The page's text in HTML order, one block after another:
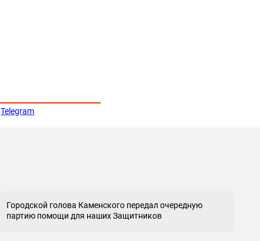
Telegram
Городской голова Каменского передал очередную
партию помощи для наших Защитников